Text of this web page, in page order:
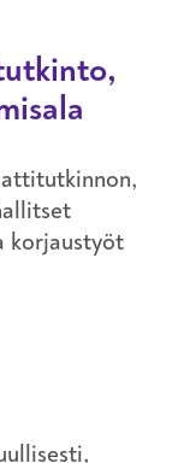
korjaustyöt